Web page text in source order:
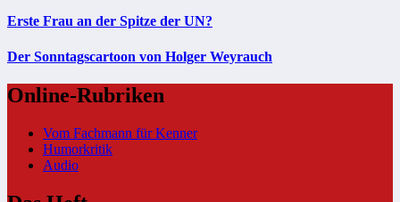
Erste Frau an der Spitze der UN?
Der Sonntagscartoon von Holger Weyrauch
Online-Rubriken
Vom Fachmann für Kenner
Humorkritik
Audio